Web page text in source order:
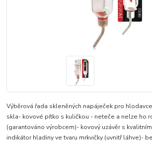
Výběrová řada skleněných napáječek pro
skla- kovové pítko s kuličkou - neteče a nelze ho
(garantováno výrobcem)- kovový uzávěr s
indikátor hladiny ve tvaru mrkvičky (uvnitř láhve)-